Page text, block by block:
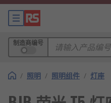
制造商编号
/ 照明 / 照明组件 / 灯座